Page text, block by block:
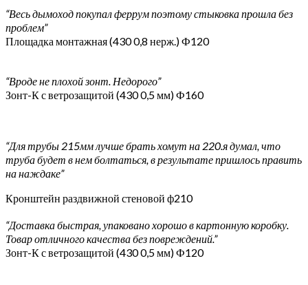
“Весь дымоход покупал феррум поэтому стыковка прошла без
проблем”
Площадка монтажная (430 0,8 нерж.) Ф120
“Вроде не плохой зонт. Недорого”
Зонт-К с ветрозащитой (430 0,5 мм) Ф160
“Для трубы 215мм лучше брать хомут на 220.я думал, что
труба будет в нем болтаться, в результате пришлось править
на наждаке”
Кронштейн раздвижной стеновой ф210
“Доставка быстрая, упаковано хорошо в картонную коробку.
Товар отличного качества без повреждений.”
Зонт-К с ветрозащитой (430 0,5 мм) Ф120